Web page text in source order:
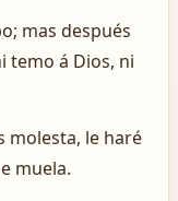
mas después
temo á Dios, ni
molesta, le haré
muela.